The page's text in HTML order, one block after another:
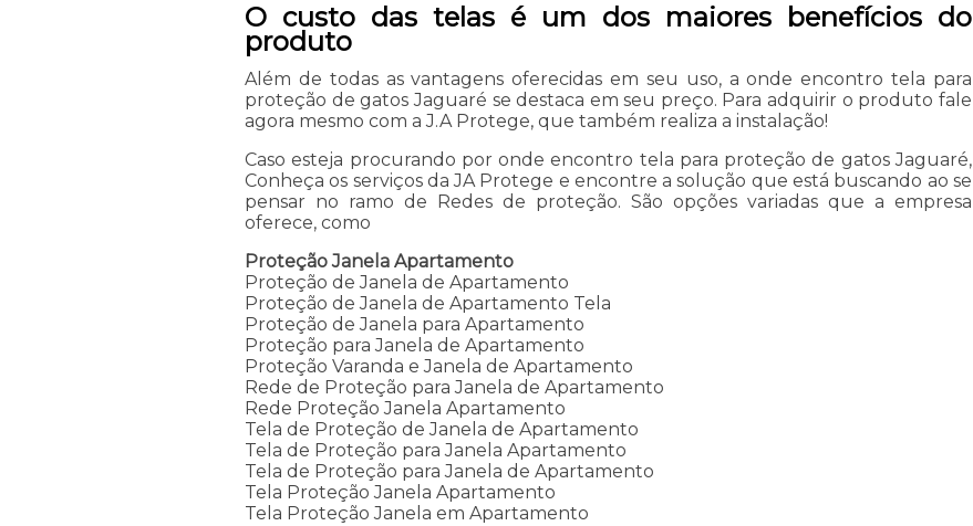
O custo das telas é um dos maiores benefícios do
produto
Além de todas as vantagens oferecidas em seu uso, a onde encontro tela para
proteção de gatos Jaguaré se destaca em seu preço. Para adquirir o produto fale
agora mesmo com a J.A Protege, que também realiza a instalação!
Caso esteja procurando por onde encontro tela para proteção de gatos Jaguaré,
Conheça os serviços da JA Protege e encontre a solução que está buscando ao se
pensar no ramo de Redes de proteção. São opções variadas que a empresa
oferece, como
Proteção Janela Apartamento
Proteção de Janela de Apartamento
Proteção de Janela de Apartamento Tela
Proteção de Janela para Apartamento
Proteção para Janela de Apartamento
Proteção Varanda e Janela de Apartamento
Rede de Proteção para Janela de Apartamento
Rede Proteção Janela Apartamento
Tela de Proteção de Janela de Apartamento
Tela de Proteção para Janela Apartamento
Tela de Proteção para Janela de Apartamento
Tela Proteção Janela Apartamento
Tela Proteção Janela em Apartamento